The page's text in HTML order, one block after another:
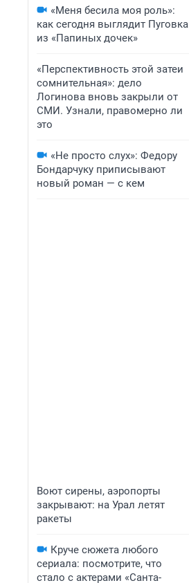
«Меня бесила моя роль»:
как сегодня выглядит Пуговка
из «Папиных дочек»
«Перспективность этой затеи
сомнительная»: дело
Логинова вновь закрыли от
СМИ. Узнали, правомерно ли
это
«Не просто слух»: Федору
Бондарчуку приписывают
новый роман — с кем
Воют сирены, аэропорты
закрывают: на Урал летят
ракеты
Круче сюжета любого
сериала: посмотрите, что
стало с актерами «Санта-